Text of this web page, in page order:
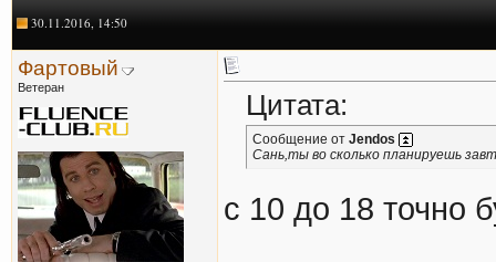
30.11.2016, 14:50
Фартовый
Ветеран
Цитата:
Сообщение от Jendos
Сань,ты во сколько планируешь
с 10 до 18 точно